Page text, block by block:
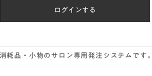
耗品・小物のサロン専用発注システムです。